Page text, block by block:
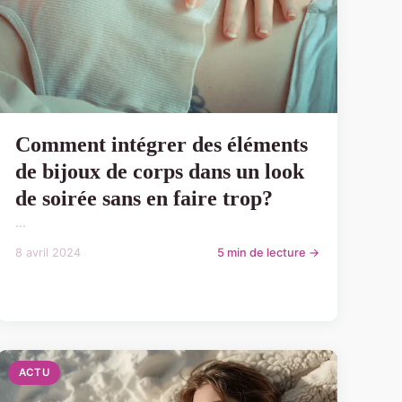
Comment intégrer des éléments
de bijoux de corps dans un look
de soirée sans en faire trop?
...
8 avril 2024 5 min de lecture →
ACTU